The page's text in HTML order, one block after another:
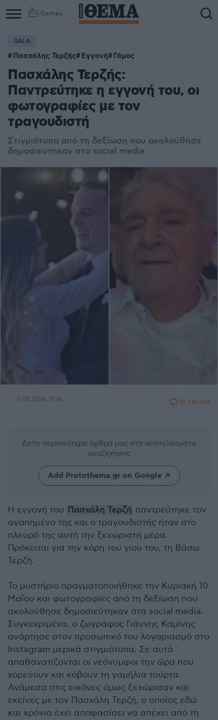
Games
GALA
Πασχάλης Τερζής Εγγονή Γάμος
Πασχάλης Τερζής:
Παντρεύτηκε η εγγονή του, οι
φωτογραφίες με τον
τραγουδιστή
Στιγμιότυπα από τη δεξίωση που ακολούθησε
δημοσιεύτηκαν στα social media
11.05.2026, 11:56 13 ΣΧΟΛΙΑ
Δείτε περισσότερα άρθρα μας στα αποτελέσματα
αναζήτησης
Add Protothema.gr on Google
Η εγγονή του Πασχάλη Τερζή παντρεύτηκε τον
αγαπημένο της και ο τραγουδιστής ήταν στο
πλευρό της αυτή την ξεχωριστή μέρα.
Πρόκειται για την κόρη του γιου του, τη Βάσω
Τερζή.
Το μυστήριο πραγματοποιήθηκε την Κυριακή 10
Μαΐου και φωτογραφίες από τη δεξίωση που
ακολούθησε δημοσιεύτηκαν στα social media.
Συγκεκριμένα, ο ζωγράφος Γιάννης Καμίνης
ανάρτησε στον προσωπικό του λογαριασμό στο
Instagram μερικά στιγμιότυπα. Σε αυτά
απαθανατίζονται οι νεόνυμφοι την ώρα που
χορεύουν και κόβουν τη γαμήλια τούρτα.
Ανάμεσα στις εικόνες όμως ξεχώρισαν και
εκείνες με τον Πασχάλη Τερζή, ο οποίος εδώ
και χρόνια έχει αποφασίσει να απέχει από τη